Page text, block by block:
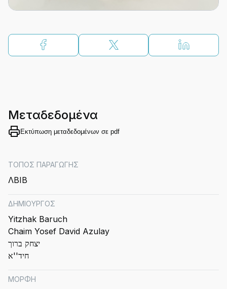
Μεταδεδομένα
Εκτύπωση μεταδεδομένων σε pdf
ΤΟΠΟΣ ΠΑΡΑΓΩΓΗΣ
ΛΒΙΒ
ΔΗΜΙΟΥΡΓΟΣ
Yitzhak Baruch
Chaim Yosef David Azulay
יצחק ברוך
חיד''א
ΜΟΡΦΗ